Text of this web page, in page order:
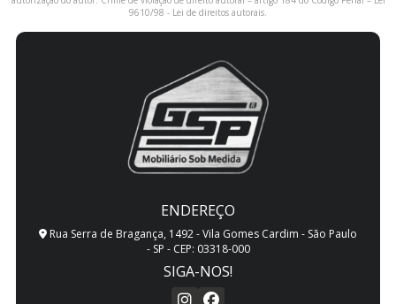
9610/98 - Lei de direitos autorais.
ENDEREÇO
Rua Serra de Bragança, 1492 - Vila Gomes Cardim - São Paulo
- SP - CEP: 03318-000
SIGA-NOS!